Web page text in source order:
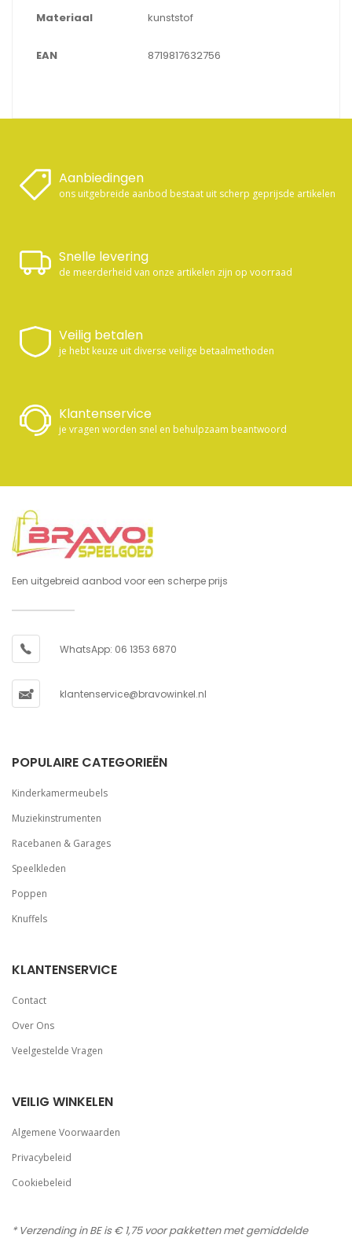
Materiaal kunststof
EAN 8719817632756
Aanbiedingen
ons uitgebreide aanbod bestaat uit scherp geprijsde artikelen
Snelle levering
de meerderheid van onze artikelen zijn op voorraad
Veilig betalen
je hebt keuze uit diverse veilige betaalmethoden
Klantenservice
je vragen worden snel en behulpzaam beantwoord
Een uitgebreid aanbod voor een scherpe prijs
WhatsApp: 06 1353 6870
klantenservice@bravowinkel.nl
POPULAIRE CATEGORIEËN
Kinderkamermeubels
Muziekinstrumenten
Racebanen & Garages
Speelkleden
Poppen
Knuffels
KLANTENSERVICE
Contact
Over Ons
Veelgestelde Vragen
VEILIG WINKELEN
Algemene Voorwaarden
Privacybeleid
Cookiebeleid
* Verzending in BE is € 1,75 voor pakketten met gemiddelde